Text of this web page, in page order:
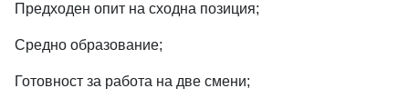
Предходен опит на сходна позиция;
Средно образование;
Готовност за работа на две смени;